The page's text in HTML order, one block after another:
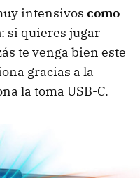
intensivos como
: si quieres jugar
te venga bien este
gracias a la
la toma USB-C.